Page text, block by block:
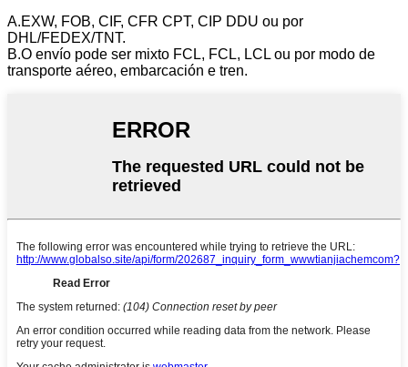
A.EXW, FOB, CIF, CFR CPT, CIP DDU ou por
DHL/FEDEX/TNT.
B.O envío pode ser mixto FCL, FCL, LCL ou por modo de
transporte aéreo, embarcación e tren.